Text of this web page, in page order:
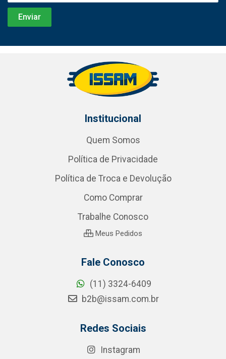
Institucional
Quem Somos
Política de Privacidade
Política de Troca e Devolução
Como Comprar
Trabalhe Conosco
Meus Pedidos
Fale Conosco
(11) 3324-6409
b2b@issam.com.br
Redes Sociais
Instagram